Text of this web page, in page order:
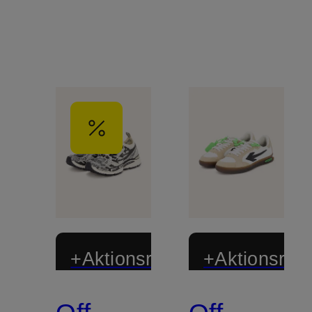
+Aktionsrabatt